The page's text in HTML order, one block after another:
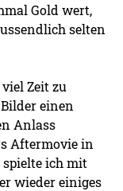
Gold wert,
selten
Zeit zu
einen
Anlass
Aftermovie in
spielte ich mit
wieder einiges